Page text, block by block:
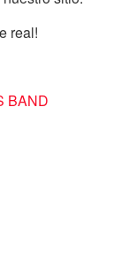
real!
BAND